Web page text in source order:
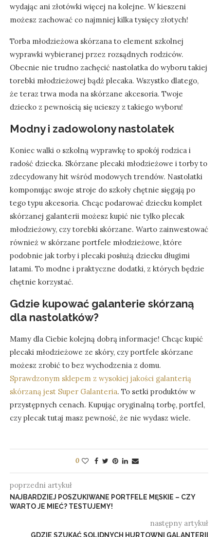
wydając ani złotówki więcej na kolejne. W kieszeni
możesz zachować co najmniej kilka tysięcy złotych!
Torba młodzieżowa skórzana to element szkolnej
wyprawki wybieranej przez rozsądnych rodziców.
Obecnie nie trudno zachęcić nastolatka do wyboru takiej
torebki młodzieżowej bądź plecaka. Wszystko dlatego,
że teraz trwa moda na skórzane akcesoria. Twoje
dziecko z pewnością się ucieszy z takiego wyboru!
Modny i zadowolony nastolatek
Koniec walki o szkolną wyprawkę to spokój rodzica i
radość dziecka. Skórzane plecaki młodzieżowe i torby to
zdecydowany hit wśród modowych trendów. Nastolatki
komponując swoje stroje do szkoły chętnie sięgają po
tego typu akcesoria. Chcąc podarować dziecku komplet
skórzanej galanterii możesz kupić nie tylko plecak
młodzieżowy, czy torebki skórzane. Warto zainwestować
również w skórzane portfele młodzieżowe, które
podobnie jak torby i plecaki posłużą dziecku długimi
latami. To modne i praktyczne dodatki, z których będzie
chętnie korzystać.
Gdzie kupować galanterie skórzaną
dla nastolatków?
Mamy dla Ciebie kolejną dobrą informacje! Chcąc kupić
plecaki młodzieżowe ze skóry, czy portfele skórzane
możesz zrobić to bez wychodzenia z domu.
Sprawdzonym sklepem z wysokiej jakości galanterią
skórzaną jest Super Galanteria. To setki produktów w
przystępnych cenach. Kupując oryginalną torbę, portfel,
czy plecak tutaj masz pewność, że nie wydasz wiele.
0
poprzedni artykuł
NAJBARDZIEJ POSZUKIWANE PORTFELE MĘSKIE – CZY
WARTO JE MIEĆ? TESTUJEMY!
następny artykuł
GDZIE SZUKAĆ SOLIDNYCH HURTOWNI GALANTERII